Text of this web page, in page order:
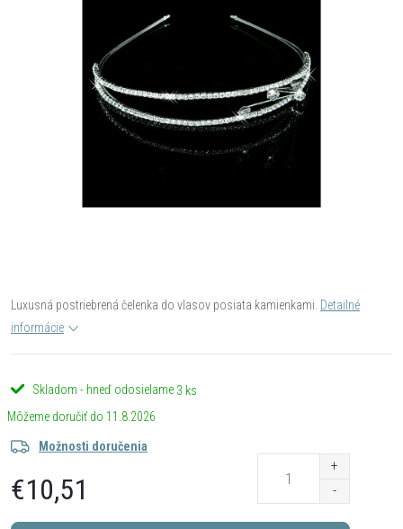
Luxusná postriebrená čelenka do vlasov posiata kamienkami. Detailné
informácie
Skladom - hneď odosielame 3 ks
11.8.2026
Možnosti doručenia
€10,51